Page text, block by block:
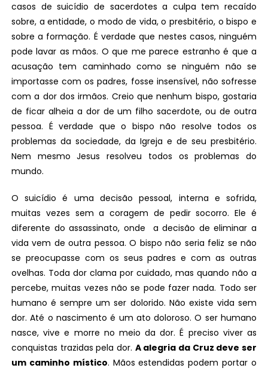
casos de suicídio de sacerdotes a culpa tem recaído
sobre, a entidade, o modo de vida, o presbitério, o bispo e
sobre a formação. É verdade que nestes casos, ninguém
pode lavar as mãos. O que me parece estranho é que a
acusação tem caminhado como se ninguém não se
importasse com os padres, fosse insensível, não sofresse
com a dor dos irmãos. Creio que nenhum bispo, gostaria
de ficar alheia a dor de um filho sacerdote, ou de outra
pessoa. É verdade que o bispo não resolve todos os
problemas da sociedade, da Igreja e de seu presbitério.
Nem mesmo Jesus resolveu todos os problemas do
mundo.
O suicídio é uma decisão pessoal, interna e sofrida,
muitas vezes sem a coragem de pedir socorro. Ele é
diferente do assassinato, onde a decisão de eliminar a
vida vem de outra pessoa. O bispo não seria feliz se não
se preocupasse com os seus padres e com as outras
ovelhas. Toda dor clama por cuidado, mas quando não a
percebe, muitas vezes não se pode fazer nada. Todo ser
humano é sempre um ser dolorido. Não existe vida sem
dor. Até o nascimento é um ato doloroso. O ser humano
nasce, vive e morre no meio da dor. É preciso viver as
conquistas trazidas pela dor. A alegria da Cruz deve ser
um caminho místico. Mãos estendidas podem portar o